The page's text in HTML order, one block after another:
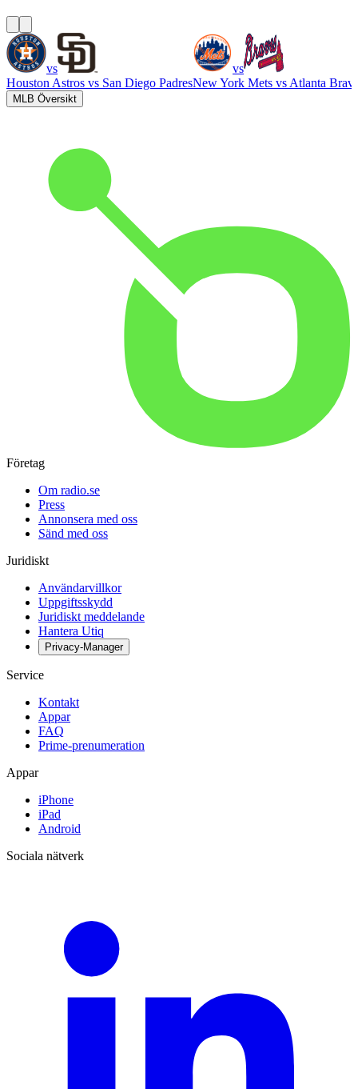
vs
Houston Astros vs San Diego Padres
vs
New York Mets vs Atlanta
MLB Översikt
Företag
Om radio.se
Press
Annonsera med oss
Sänd med oss
Juridiskt
Användarvillkor
Uppgiftsskydd
Juridiskt meddelande
Hantera Utiq
Privacy-Manager
Service
Kontakt
Appar
FAQ
Prime-prenumeration
Appar
iPhone
iPad
Android
Sociala nätverk